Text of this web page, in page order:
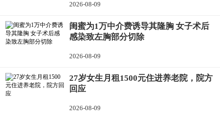
2026-08-09
闺蜜为1万中介费诱导其隆胸 女子术后
感染致左胸部分切除
2026-08-09
27岁女生月租1500元住进养老院，院方
回应
2026-08-09